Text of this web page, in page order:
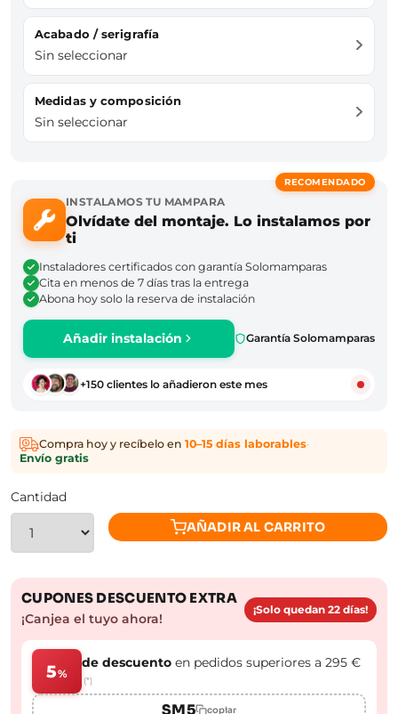
Acabado / serigrafía
Sin seleccionar
Medidas y composición
Sin seleccionar
RECOMENDADO
INSTALAMOS TU MAMPARA
Olvídate del montaje. Lo instalamos por
ti
Instaladores certificados con garantía Solomamparas
Cita en menos de 7 días tras la entrega
Abona hoy solo la reserva de instalación
Añadir instalación Garantía Solomamparas
+150 clientes lo añadieron este mes
Compra hoy y recíbelo en 10–15 días laborables·
Envío gratis
Cantidad
AÑADIR AL CARRITO
CUPONES DESCUENTO EXTRA
¡Canjea el tuyo ahora!
¡Solo quedan 22 días!
5%
de descuento en pedidos superiores a 295 €
(*)
SM5 copiar